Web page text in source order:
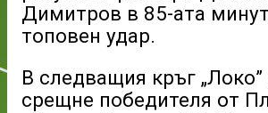
Димитров в 85-ата
топовен удар.
В следващия кръг
срещне победителя от